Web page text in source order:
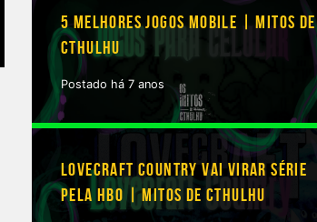
5 MELHORES JOGOS MOBILE | MITOS DE
CTHULHU
Postado há 7 anos
LOVECRAFT COUNTRY VAI VIRAR SÉRIE
PELA HBO | MITOS DE CTHULHU